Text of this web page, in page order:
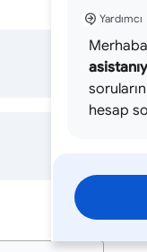
Yardımcı
hesap